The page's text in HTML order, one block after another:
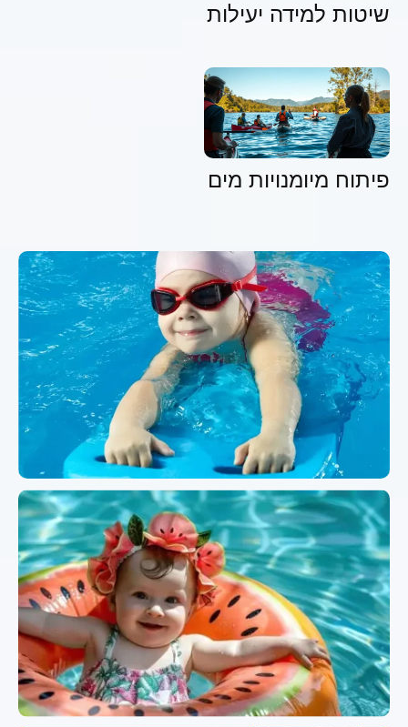
שיטות למידה יעילות
פיתוח מיומנויות מים